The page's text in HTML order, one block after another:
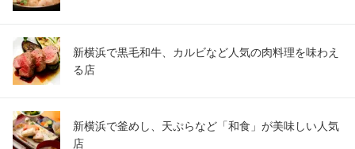
新横浜で黒毛和牛、カルビなど人気の肉料理を味わえ
る店
新横浜で釜めし、天ぷらなど「和食」が美味しい人気
店